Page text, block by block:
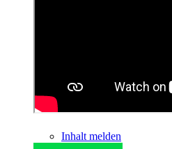
Inhalt melden